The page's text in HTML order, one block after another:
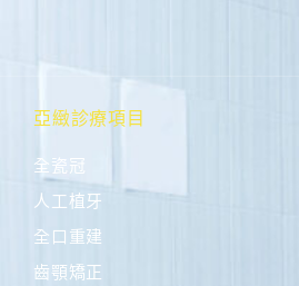
亞緻診療項目
全瓷冠
人工植牙
全口重建
齒顎矯正